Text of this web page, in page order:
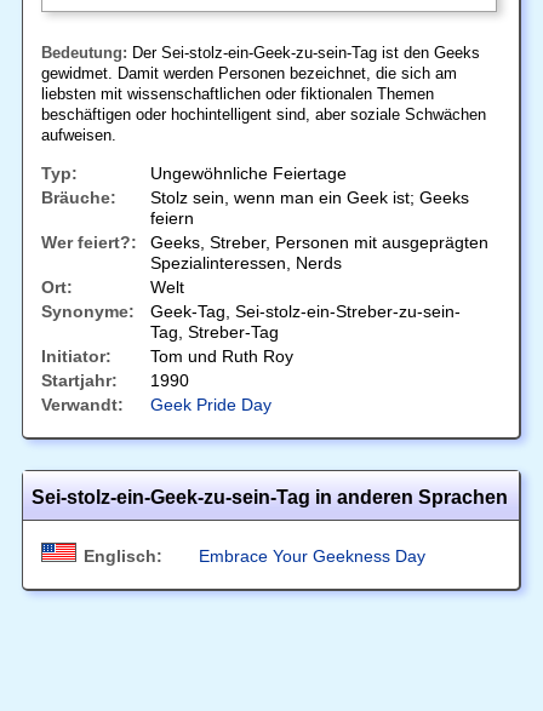
Bedeutung: Der Sei-stolz-ein-Geek-zu-sein-Tag ist den Geeks
gewidmet. Damit werden Personen bezeichnet, die sich am
liebsten mit wissenschaftlichen oder fiktionalen Themen
beschäftigen oder hochintelligent sind, aber soziale Schwächen
aufweisen.
Typ:
Ungewöhnliche Feiertage
Bräuche:
Stolz sein, wenn man ein Geek ist; Geeks
feiern
Wer feiert?:
Geeks, Streber, Personen mit ausgeprägten
Spezialinteressen, Nerds
Ort:
Welt
Synonyme:
Geek-Tag, Sei-stolz-ein-Streber-zu-sein-
Tag, Streber-Tag
Initiator:
Tom und Ruth Roy
Startjahr:
1990
Verwandt:
Geek Pride Day
Sei-stolz-ein-Geek-zu-sein-Tag in anderen Sprachen
Englisch: Embrace Your Geekness Day